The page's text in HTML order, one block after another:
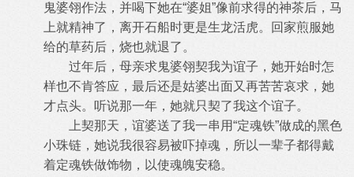
鬼婆翎作法，并喝下她在“婆姐”像前求得的神茶后，马
上就精神了，离开石船时更是生龙活虎。回家煎服她
给的草药后，烧也就退了。
过年后，母亲求鬼婆翎契我为谊子，她开始时怎
样也不肯答应，最后还是姑婆出面又再苦苦哀求，她
才点头。听说那一年，她就只契了我这个谊子。
上契那天，谊婆送了我一串用“定魂铁”做成的黑色
小珠链，她说我很容易被吓掉魂，所以一辈子都得戴
着定魂铁做饰物，以使魂魄安稳。